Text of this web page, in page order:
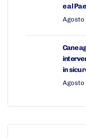
e al
Agosto
Cane
in
Agosto